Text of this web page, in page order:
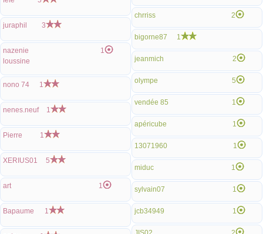
juraphil 3
nazenie
loussine
1
nono 74 1
nenes.neuf 1
Pierre 1
XERIUS01 5
art 1
Bapaume 1
chrriss 2
bigorne87 1
jeanmich 2
olympe 5
vendée 85 1
apéricube 1
13071960 1
miduc 1
sylvain07 1
jcb34949 1